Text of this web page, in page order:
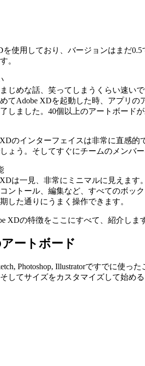
を使用しており、バージョンはまだ
。
じめな話、 笑ってしまうくらい速いで
てAdobe XDを起動した時、アプリ
了しました。40個以上のアートボード
のインターフェイスは非常に直感的
ょう。そしてすぐにチームのメンバ
は一見、非常にミニマルに見えます
ントール、編集など、すべてのボッ
した通りにうまく操作できます。
XDの特徴をここにすべて、紹介しま
ートボード
Photoshop, Illustratorですでに使
してサイズをカスタマイズして始める